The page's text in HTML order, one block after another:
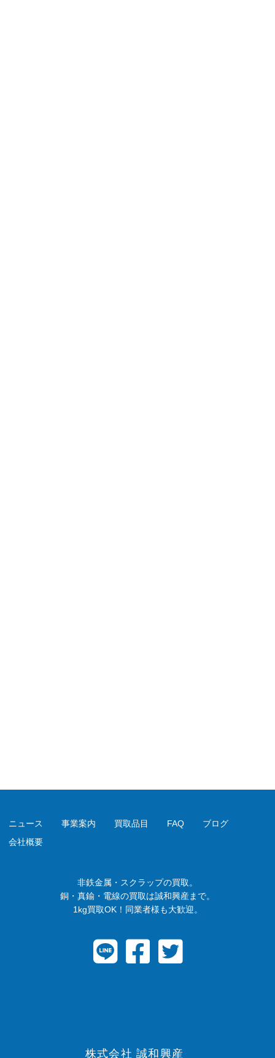
ニュース 事業案内 買取品目 FAQ
ブログ
会社概要
非鉄金属・スクラップの買取。
銅・真鍮・電線の買取は誠和興産まで。
1kg買取OK！同業者様も大歓迎。
株式会社 誠和興産